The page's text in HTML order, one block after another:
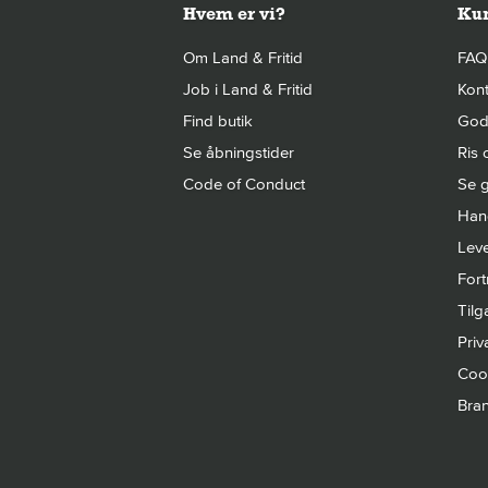
Hvem er vi?
Om Land & Fritid
Job i Land & Fritid
Find butik
Se åbningstider
Code of Conduct
FAQ
Ris
Se